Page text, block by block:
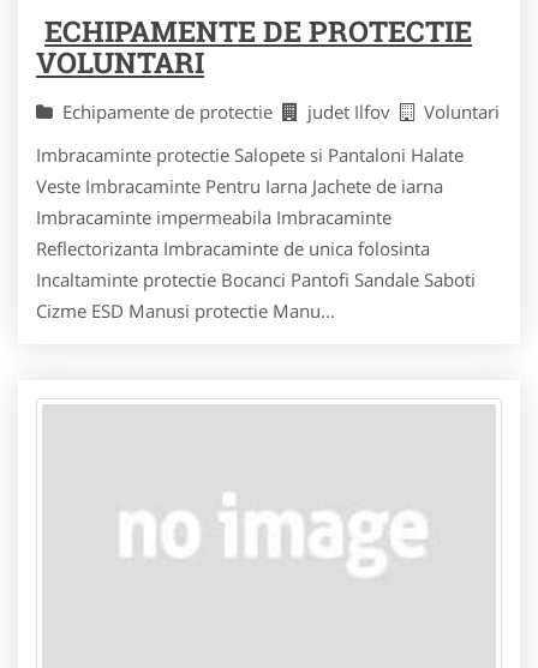
ECHIPAMENTE DE PROTECTIE
VOLUNTARI
Echipamente de protectie judet Ilfov
Voluntari
Imbracaminte protectie Salopete si Pantaloni Halate
Veste Imbracaminte Pentru Iarna Jachete de iarna
Imbracaminte impermeabila Imbracaminte
Reflectorizanta Imbracaminte de unica folosinta
Incaltaminte protectie Bocanci Pantofi Sandale Saboti
Cizme ESD Manusi protectie Manu...